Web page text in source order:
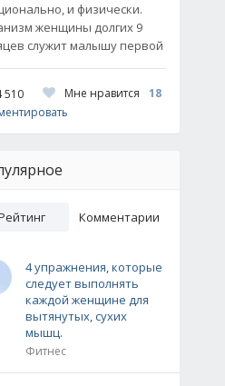
и физически.
женщины долгих 9
служит малышу первой
510 Мне нравится
18
Комментарии
4 упражнения, которые
следует выполнять
каждой женщине для
вытянутых, сухих
мышц.
Фитнес